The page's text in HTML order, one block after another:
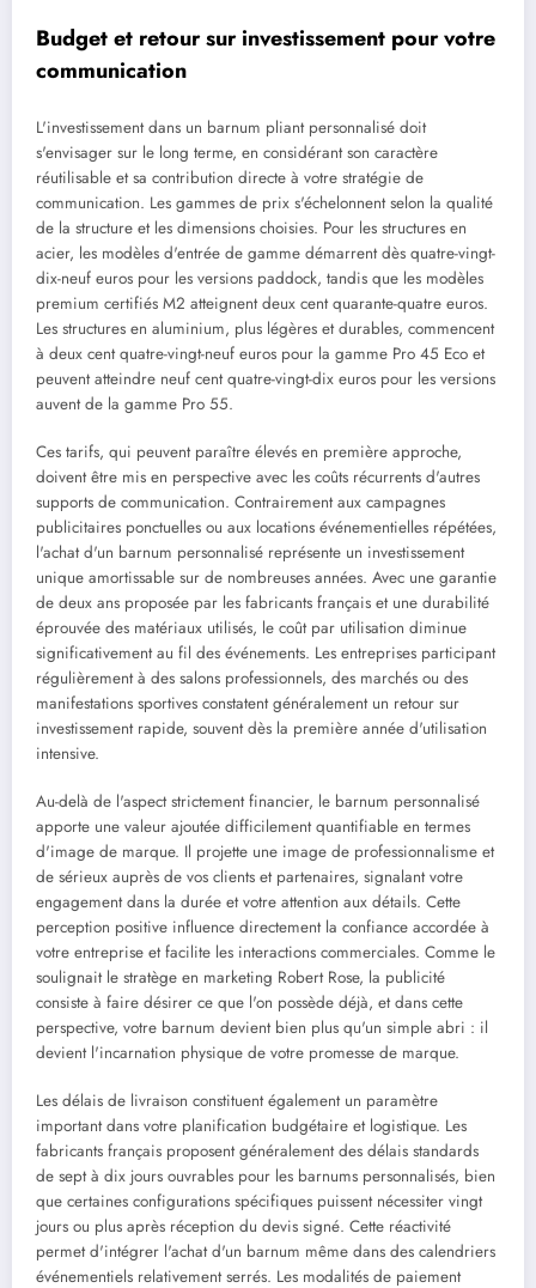
Budget et retour sur investissement pour votre
communication
L'investissement dans un barnum pliant personnalisé doit
s'envisager sur le long terme, en considérant son caractère
réutilisable et sa contribution directe à votre stratégie de
communication. Les gammes de prix s'échelonnent selon la qualité
de la structure et les dimensions choisies. Pour les structures en
acier, les modèles d'entrée de gamme démarrent dès quatre-vingt-
dix-neuf euros pour les versions paddock, tandis que les modèles
premium certifiés M2 atteignent deux cent quarante-quatre euros.
Les structures en aluminium, plus légères et durables, commencent
à deux cent quatre-vingt-neuf euros pour la gamme Pro 45 Eco et
peuvent atteindre neuf cent quatre-vingt-dix euros pour les versions
auvent de la gamme Pro 55.
Ces tarifs, qui peuvent paraître élevés en première approche,
doivent être mis en perspective avec les coûts récurrents d'autres
supports de communication. Contrairement aux campagnes
publicitaires ponctuelles ou aux locations événementielles répétées,
l'achat d'un barnum personnalisé représente un investissement
unique amortissable sur de nombreuses années. Avec une garantie
de deux ans proposée par les fabricants français et une durabilité
éprouvée des matériaux utilisés, le coût par utilisation diminue
significativement au fil des événements. Les entreprises participant
régulièrement à des salons professionnels, des marchés ou des
manifestations sportives constatent généralement un retour sur
investissement rapide, souvent dès la première année d'utilisation
intensive.
Au-delà de l'aspect strictement financier, le barnum personnalisé
apporte une valeur ajoutée difficilement quantifiable en termes
d'image de marque. Il projette une image de professionnalisme et
de sérieux auprès de vos clients et partenaires, signalant votre
engagement dans la durée et votre attention aux détails. Cette
perception positive influence directement la confiance accordée à
votre entreprise et facilite les interactions commerciales. Comme le
soulignait le stratège en marketing Robert Rose, la publicité
consiste à faire désirer ce que l'on possède déjà, et dans cette
perspective, votre barnum devient bien plus qu'un simple abri : il
devient l'incarnation physique de votre promesse de marque.
Les délais de livraison constituent également un paramètre
important dans votre planification budgétaire et logistique. Les
fabricants français proposent généralement des délais standards
de sept à dix jours ouvrables pour les barnums personnalisés, bien
que certaines configurations spécifiques puissent nécessiter vingt
jours ou plus après réception du devis signé. Cette réactivité
permet d'intégrer l'achat d'un barnum même dans des calendriers
événementiels relativement serrés. Les modalités de paiement